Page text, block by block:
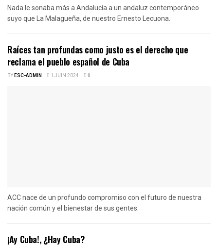
Nada le sonaba más a Andalucía a un andaluz contemporáneo
suyo que La Malagueña, de nuestro Ernesto Lecuona.
Raíces tan profundas como justo es el derecho que
reclama el pueblo español de Cuba
BYESC-ADMIN 1 JUIN 2024 0
ACC nace de un profundo compromiso con el futuro de nuestra
nación común y el bienestar de sus gentes.
¡Ay Cuba!, ¿Hay Cuba?